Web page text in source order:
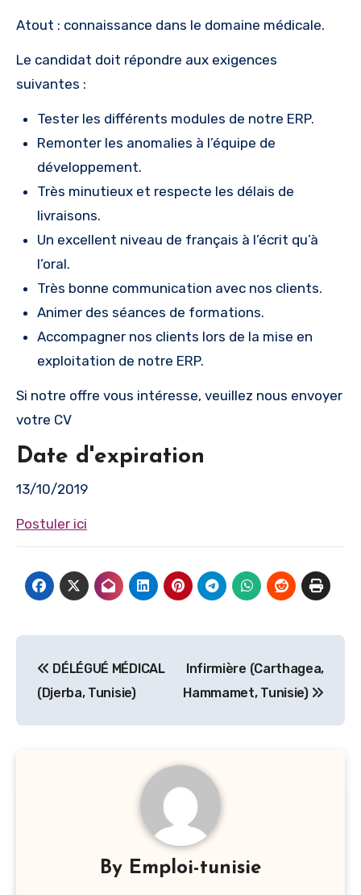
Atout : connaissance dans le domaine médicale.
Le candidat doit répondre aux exigences
suivantes :
Tester les différents modules de notre ERP.
Remonter les anomalies à l’équipe de
développement.
Très minutieux et respecte les délais de
livraisons.
Un excellent niveau de français à l’écrit qu’à
l’oral.
Très bonne communication avec nos clients.
Animer des séances de formations.
Accompagner nos clients lors de la mise en
exploitation de notre ERP.
Si notre offre vous intéresse, veuillez nous envoyer
votre CV
Date d'expiration
13/10/2019
Postuler ici
de
l’article
DÉLÉGUÉ MÉDICAL
(Djerba, Tunisie)
Infirmière (Carthagea,
Hammamet, Tunisie)
By Emploi-tunisie